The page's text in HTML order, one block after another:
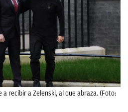
recibir a Zelenski, al que abraza. (Foto: